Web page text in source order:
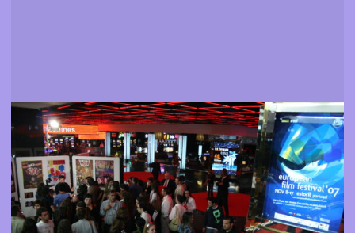
Secções e filmes
Saber mais sobre a programação do LEFFEST 2007
Mais informação